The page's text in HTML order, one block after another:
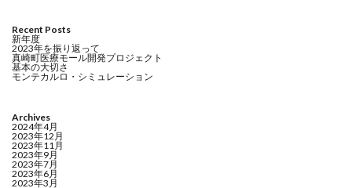
Recent Posts
新年度
2023年を振り返って
真崎町医療モール開発プロジェクト
基本の大切さ
モンテカルロ・シミュレーション
Archives
2024年4月
2023年12月
2023年11月
2023年9月
2023年7月
2023年6月
2023年3月